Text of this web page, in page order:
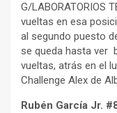
G/LABORATORIOS
vueltas en esa
al segundo puesto
se queda hasta ver
vueltas, atrás en el
Challenge Alex de
Rubén García Jr.